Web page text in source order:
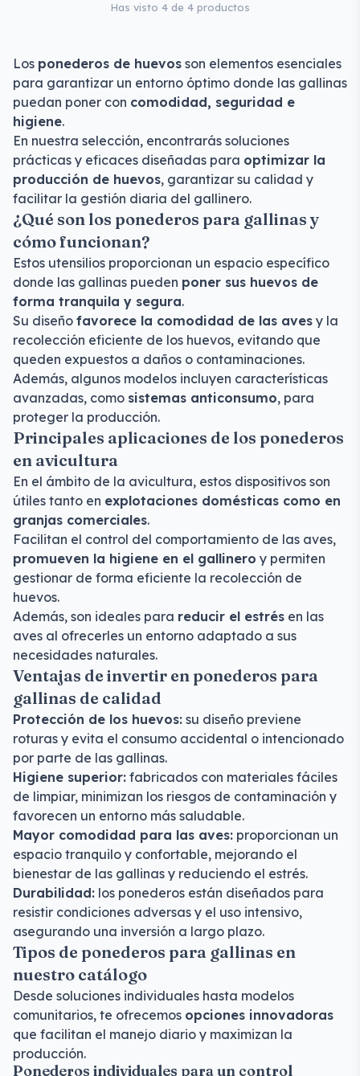
Has visto 4 de 4 productos
Los ponederos de huevos son elementos esenciales
para garantizar un entorno óptimo donde las gallinas
puedan poner con comodidad, seguridad e
higiene.
En nuestra selección, encontrarás soluciones
prácticas y eficaces diseñadas para optimizar la
producción de huevos, garantizar su calidad y
facilitar la gestión diaria del gallinero.
¿Qué son los ponederos para gallinas y
cómo funcionan?
Estos utensilios proporcionan un espacio específico
donde las gallinas pueden poner sus huevos de
forma tranquila y segura.
Su diseño favorece la comodidad de las aves y la
recolección eficiente de los huevos, evitando que
queden expuestos a daños o contaminaciones.
Además, algunos modelos incluyen características
avanzadas, como sistemas anticonsumo, para
proteger la producción.
Principales aplicaciones de los ponederos
en avicultura
En el ámbito de la avicultura, estos dispositivos son
útiles tanto en explotaciones domésticas como en
granjas comerciales.
Facilitan el control del comportamiento de las aves,
promueven la higiene en el gallinero y permiten
gestionar de forma eficiente la recolección de
huevos.
Además, son ideales para reducir el estrés en las
aves al ofrecerles un entorno adaptado a sus
necesidades naturales.
Ventajas de invertir en ponederos para
gallinas de calidad
Protección de los huevos: su diseño previene
roturas y evita el consumo accidental o intencionado
por parte de las gallinas.
Higiene superior: fabricados con materiales fáciles
de limpiar, minimizan los riesgos de contaminación y
favorecen un entorno más saludable.
Mayor comodidad para las aves: proporcionan un
espacio tranquilo y confortable, mejorando el
bienestar de las gallinas y reduciendo el estrés.
Durabilidad: los ponederos están diseñados para
resistir condiciones adversas y el uso intensivo,
asegurando una inversión a largo plazo.
Tipos de ponederos para gallinas en
nuestro catálogo
Desde soluciones individuales hasta modelos
comunitarios, te ofrecemos opciones innovadoras
que facilitan el manejo diario y maximizan la
producción.
Ponederos individuales para un control